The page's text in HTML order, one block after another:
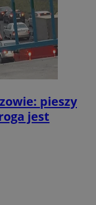
pieszy
jest